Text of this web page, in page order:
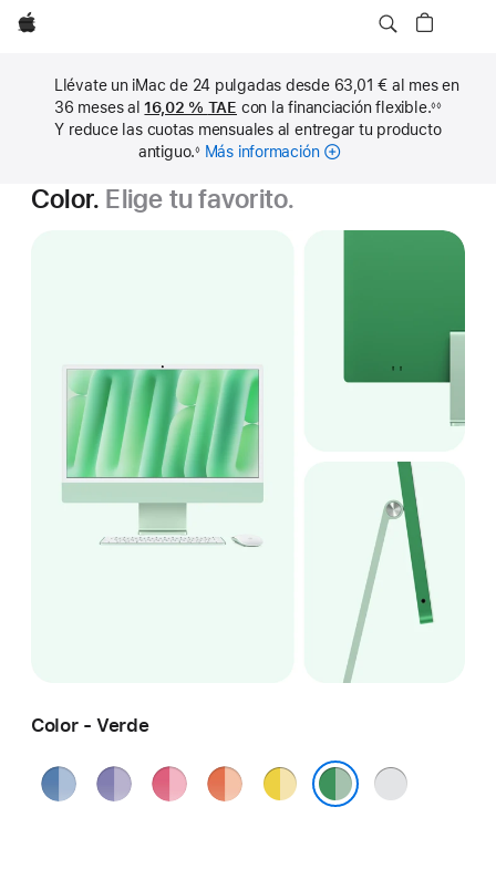
Apple
Llévate un iMac de 24 pulgadas desde 63,01 € al mes en
36 meses al16,02 % TAE con la financiación flexible.◊◊
Y reduce las cuotas mensuales al entregar tu producto
antiguo.
pie
de
◊ Más informaciónsobre
Color. Elige tu favorito.
Color - Verde
Azul PúrpuraRosa NaranjaAmarillo Plata